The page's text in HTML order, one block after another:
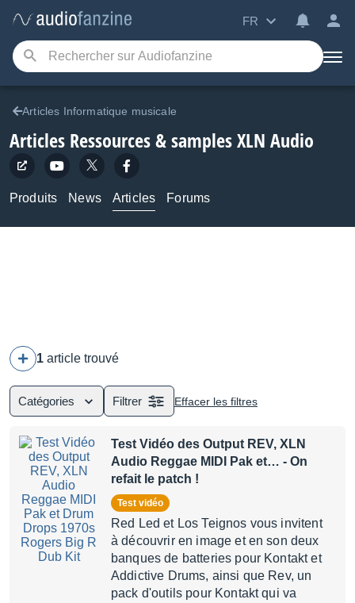
FR
Articles Informatique musicale
Articles Ressources & samples XLN Audio
Produits News Articles Forums
1 article trouvé
Catégories Filtrer Effacer les filtres
Test Vidéo des Output REV, XLN
Audio Reggae MIDI Pak et… - On
refait le patch !
Test vidéo
Red Led et Los Teignos vous invitent
à découvrir en image et en son deux
banques de batteries pour Kontakt et
Addictive Drums, ainsi que Rev, un
pack d'outils pour Kontakt qui va